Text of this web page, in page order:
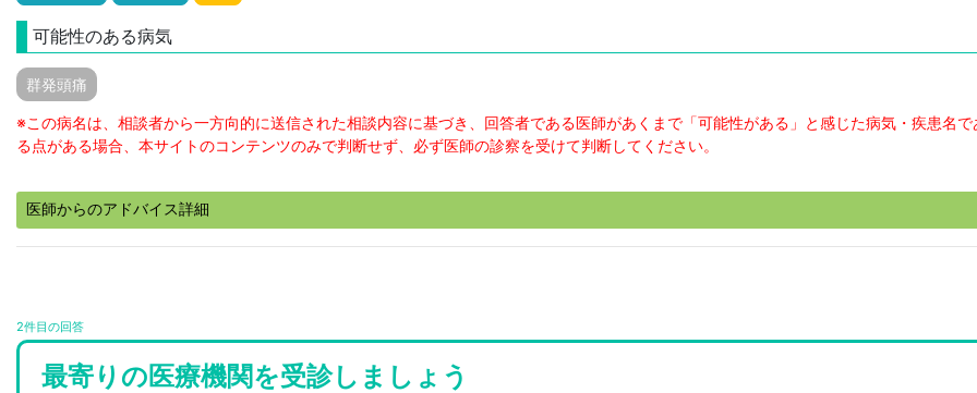
可能性のある病気
群発頭痛
※この病名は、相談者から一方向的に送信された相談内容に基づき、回答者である医師があくまで「可能性がある」と感じた病気・疾患名
る点がある場合、本サイトのコンテンツのみで判断せず、必ず医師の診察を受けて判断してください。
医師からのアドバイス詳細
2件目の回答
最寄りの医療機関を受診しましょう